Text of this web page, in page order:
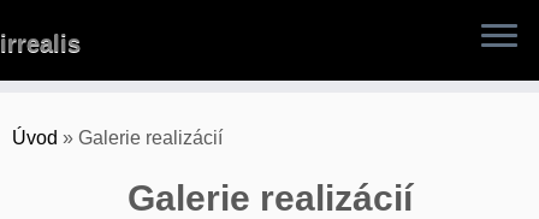
to
irrealis
Úvod » Galerie realizácií
Galerie realizácií